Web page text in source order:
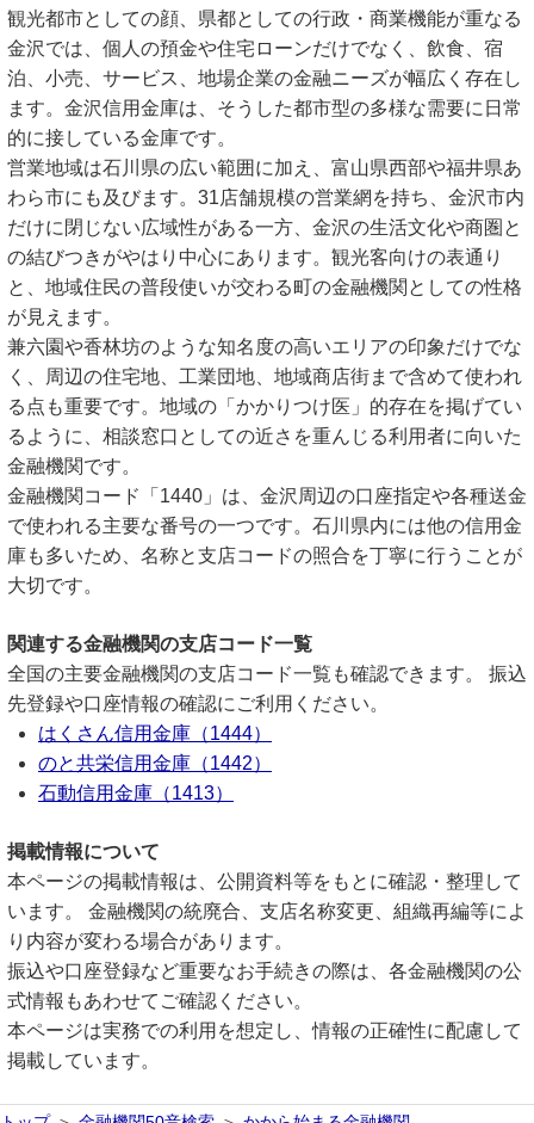
観光都市としての顔、県都としての行政・商業機能が重なる
金沢では、個人の預金や住宅ローンだけでなく、飲食、宿
泊、小売、サービス、地場企業の金融ニーズが幅広く存在し
ます。金沢信用金庫は、そうした都市型の多様な需要に日常
的に接している金庫です。
営業地域は石川県の広い範囲に加え、富山県西部や福井県あ
わら市にも及びます。31店舗規模の営業網を持ち、金沢市内
だけに閉じない広域性がある一方、金沢の生活文化や商圏と
の結びつきがやはり中心にあります。観光客向けの表通り
と、地域住民の普段使いが交わる町の金融機関としての性格
が見えます。
兼六園や香林坊のような知名度の高いエリアの印象だけでな
く、周辺の住宅地、工業団地、地域商店街まで含めて使われ
る点も重要です。地域の「かかりつけ医」的存在を掲げてい
るように、相談窓口としての近さを重んじる利用者に向いた
金融機関です。
金融機関コード「1440」は、金沢周辺の口座指定や各種送金
で使われる主要な番号の一つです。石川県内には他の信用金
庫も多いため、名称と支店コードの照合を丁寧に行うことが
大切です。
関連する金融機関の支店コード一覧
全国の主要金融機関の支店コード一覧も確認できます。 振込
先登録や口座情報の確認にご利用ください。
はくさん信用金庫（1444）
のと共栄信用金庫（1442）
石動信用金庫（1413）
掲載情報について
本ページの掲載情報は、公開資料等をもとに確認・整理して
います。 金融機関の統廃合、支店名称変更、組織再編等によ
り内容が変わる場合があります。
振込や口座登録など重要なお手続きの際は、各金融機関の公
式情報もあわせてご確認ください。
本ページは実務での利用を想定し、情報の正確性に配慮して
掲載しています。